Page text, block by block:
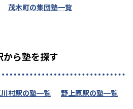
茂木町の集団塾一覧
ら塾を探す
村駅の塾一覧 野上原駅の塾一覧